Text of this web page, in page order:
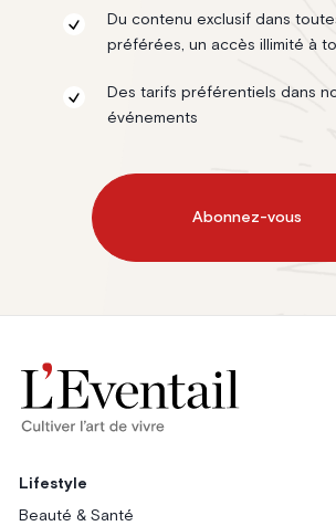
Du contenu exclusif dans
préférées, un accès illimité à
Des tarifs préférentiels dans
événements
Abonnez-vous
Lifestyle
Beauté & Santé